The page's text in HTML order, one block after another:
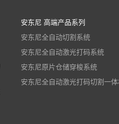
安东尼 高端产品系列
安东尼全自动切割系统
安东尼全自动激光打码系统
安东尼原片仓储穿梭系统
安东尼全自动激光打码切割一